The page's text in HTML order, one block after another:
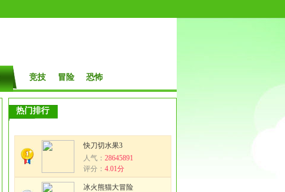
竞技 冒险 恐怖
热门排行
快刀切水果3
人气： 28645891
评分： 4.01分
冰火熊猫大冒险